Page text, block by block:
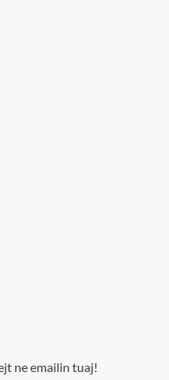
ne emailin tuaj!